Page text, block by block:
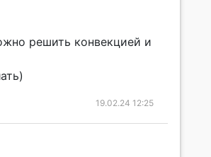
решить конвекцией и
19.02.24 12:25